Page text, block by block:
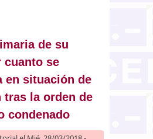
de su
cuanto se
en situación de
tras la orden de
condenado